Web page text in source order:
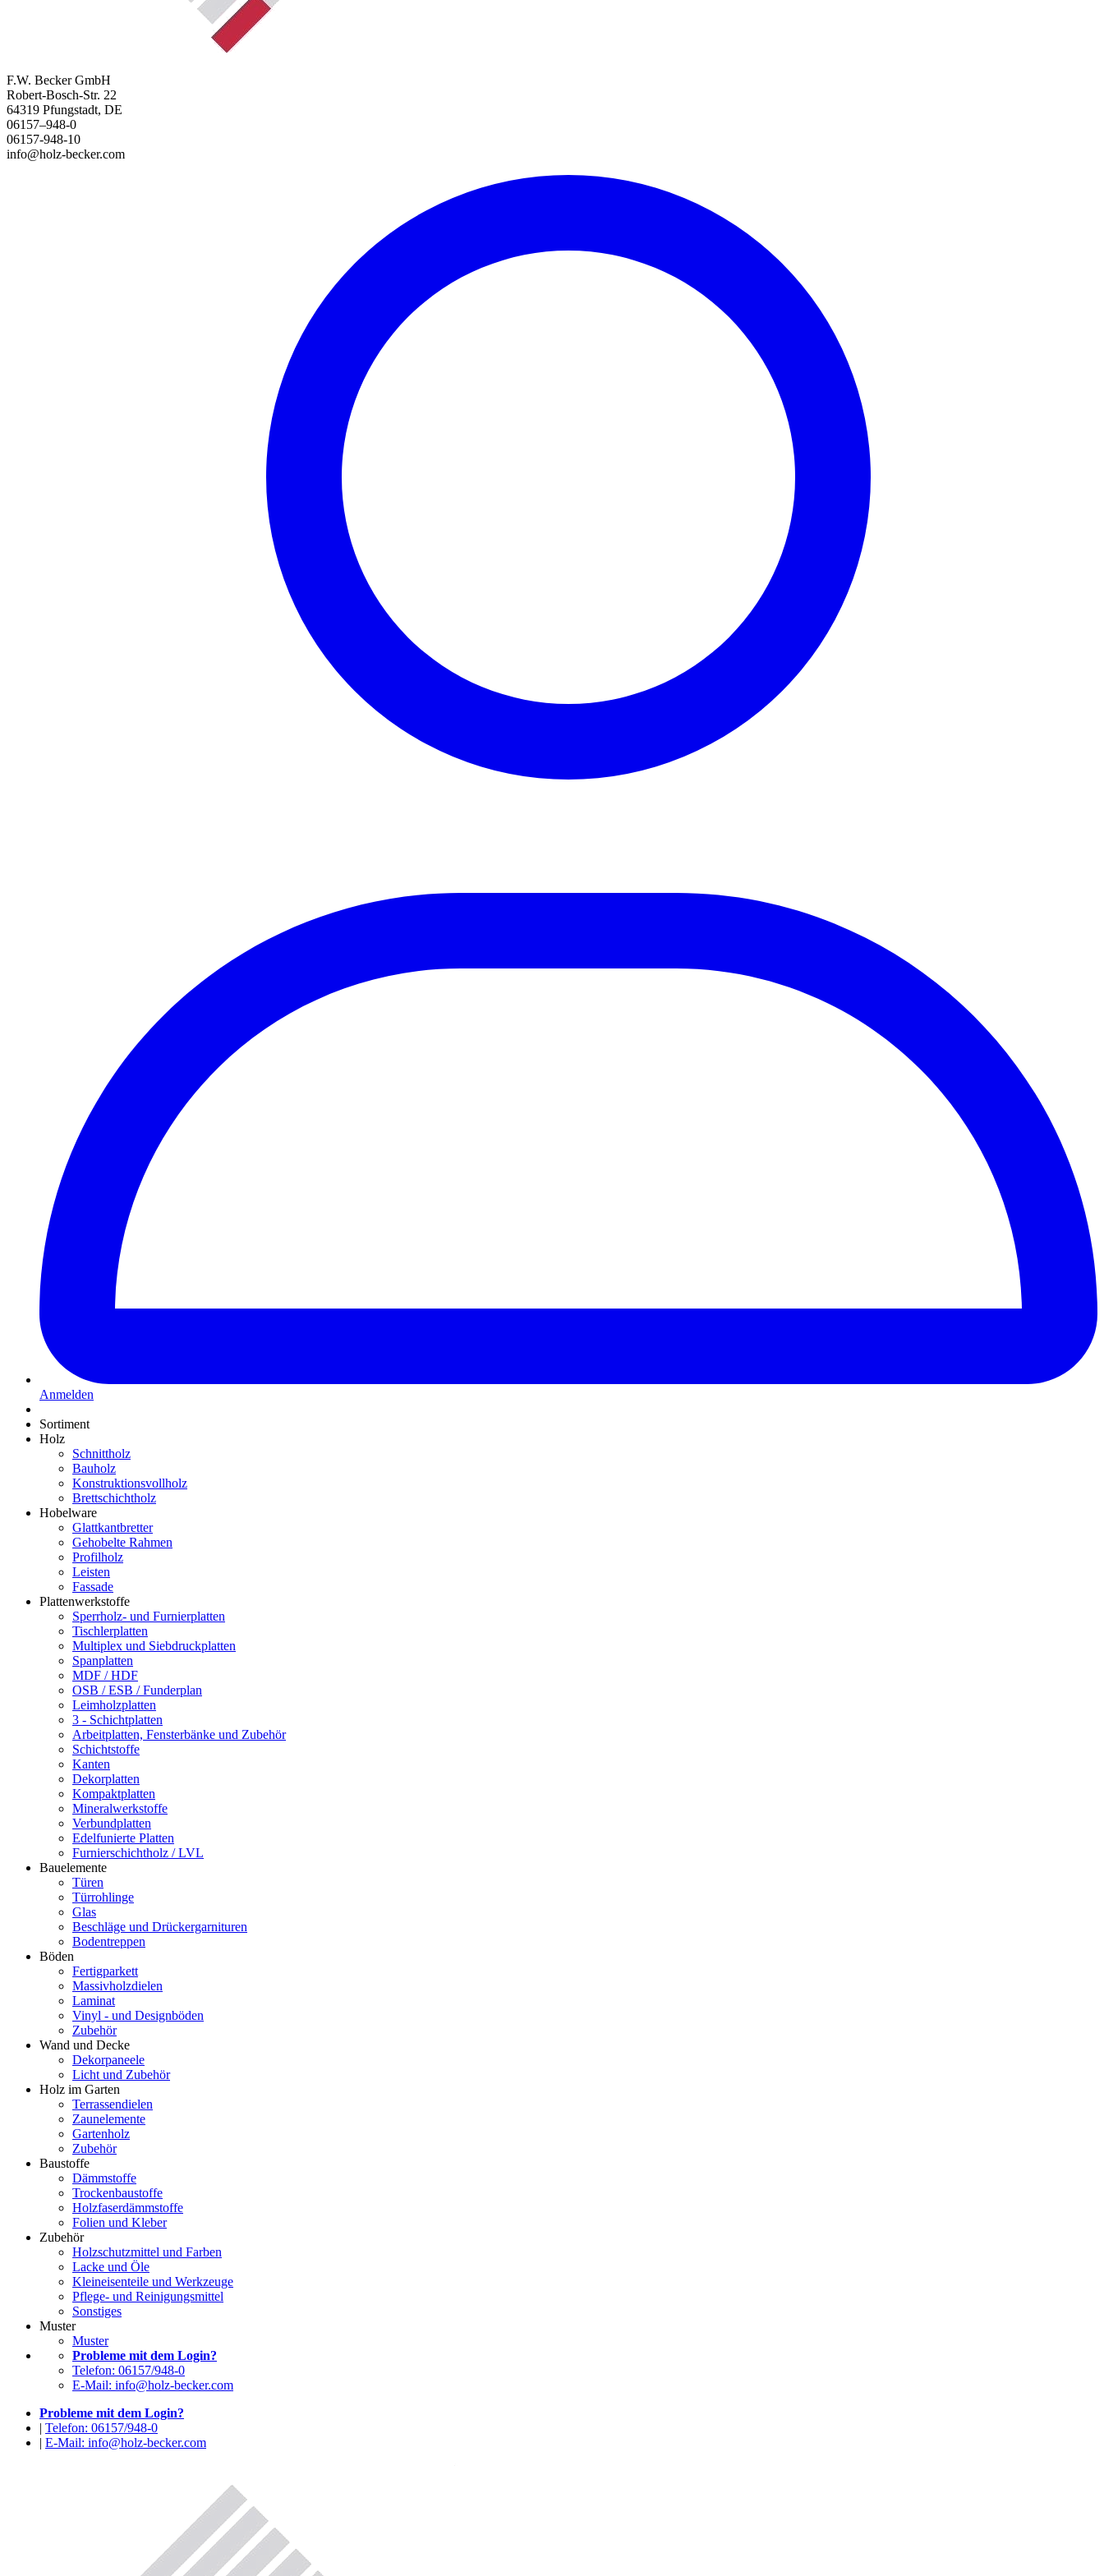
F.W. Becker GmbH
Robert-Bosch-Str. 22
64319 Pfungstadt, DE
06157–948-0
06157-948-10
info@holz-becker.com
Anmelden
Sortiment
Holz
Schnittholz
Bauholz
Konstruktionsvollholz
Brettschichtholz
Hobelware
Glattkantbretter
Gehobelte Rahmen
Profilholz
Leisten
Fassade
Plattenwerkstoffe
Sperrholz- und Furnierplatten
Tischlerplatten
Multiplex und Siebdruckplatten
Spanplatten
MDF / HDF
OSB / ESB / Funderplan
Leimholzplatten
3 - Schichtplatten
Arbeitplatten, Fensterbänke und Zubehör
Schichtstoffe
Kanten
Dekorplatten
Kompaktplatten
Mineralwerkstoffe
Verbundplatten
Edelfunierte Platten
Furnierschichtholz / LVL
Bauelemente
Türen
Türrohlinge
Glas
Beschläge und Drückergarnituren
Bodentreppen
Böden
Fertigparkett
Massivholzdielen
Laminat
Vinyl - und Designböden
Zubehör
Wand und Decke
Dekorpaneele
Licht und Zubehör
Holz im Garten
Terrassendielen
Zaunelemente
Gartenholz
Zubehör
Baustoffe
Dämmstoffe
Trockenbaustoffe
Holzfaserdämmstoffe
Folien und Kleber
Zubehör
Holzschutzmittel und Farben
Lacke und Öle
Kleineisenteile und Werkzeuge
Pflege- und Reinigungsmittel
Sonstiges
Muster
Muster
Probleme mit dem Login?
Telefon: 06157/948-0
E-Mail: info@holz-becker.com
Probleme mit dem Login?
| Telefon: 06157/948-0
| E-Mail: info@holz-becker.com